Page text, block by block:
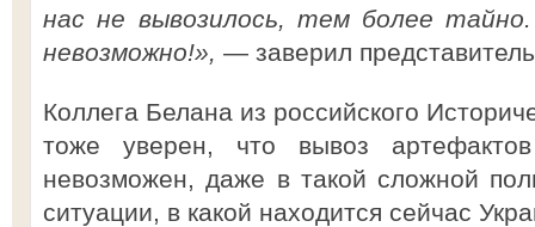
нас не вывозилось, тем более
невозможно!», — заверил
Коллега Белана из российского
тоже уверен, что вывоз артефактов
невозможен, даже в такой сложной
ситуации, в какой находится сейчас